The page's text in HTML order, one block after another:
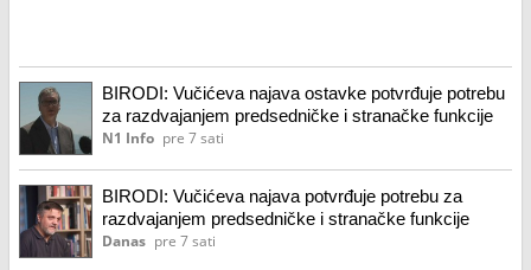
BIRODI: Vučićeva najava ostavke potvrđuje potrebu
za razdvajanjem predsedničke i stranačke funkcije
N1 Info pre 7 sati
BIRODI: Vučićeva najava potvrđuje potrebu za
razdvajanjem predsedničke i stranačke funkcije
Danas pre 7 sati